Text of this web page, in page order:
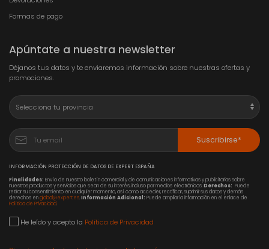
Formas de pago
Apúntate a nuestra newsletter
Déjanos tus datos y te enviaremos información sobre nuestras ofertas y
promociones.
Suscribirse*
INFORMACIÓN PROTECCIÓN DE DATOS DE EXPERT ESPAÑA
Finalidades: Envío de nuestro boletín comercial y de comunicaciones informativas y publicitarias sobre
nuestros productos y servicios que sean de su interés, incluso por medios electrónicos.Derechos: Puede
retirar su consentimiento en cualquier momento, así como acceder, rectificar, suprimir sus datos y demás
derechos englobal@expert.es.Información Adicional: Puede ampliar la información en el enlace de
Política de Privacidad.
He leído y acepto la Política de Privacidad